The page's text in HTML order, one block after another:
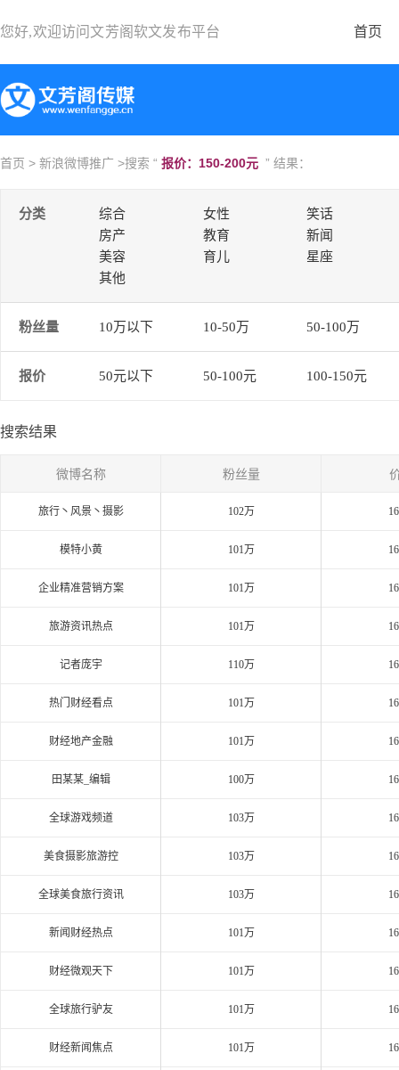
您好,欢迎访问 文芳阁软文发布平台 首页
首页 > 新浪微博推广 >搜索 “ 报价：150-200元 ” 结果：
分类 综合 女性
笑话
房产
教育
新闻
美容
育儿
星座
其他
粉丝量 10万以下 10-50万 50-100万
报价 50元以下 50-100元 100-150元
搜索结果
微博名称 粉丝量
旅行丶风景丶摄影 102万
模特小黄 101万
企业精准营销方案 101万
旅游资讯热点 101万
记者庞宇 110万
热门财经看点 101万
财经地产金融 101万
田某某_编辑 100万
全球游戏频道 103万
美食摄影旅游控 103万
全球美食旅行资讯 103万
新闻财经热点 101万
财经微观天下 101万
全球旅行驴友 101万
财经新闻焦点 101万